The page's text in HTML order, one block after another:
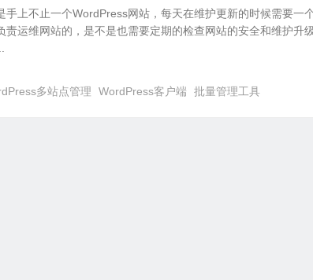
手上不止一个WordPress网站，每天在维护更新的时候需要一
责运维网站的，是不是也需要定期的检查网站的安全和维护升
多站点管理 WordPress客户端 批量管理工具